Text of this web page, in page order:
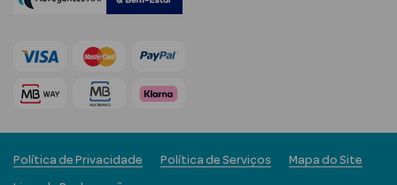
Séruns Faciais
Creme de Olhos
envelhecimento
Política de Privacidade Política de Serviços Mapa do Site